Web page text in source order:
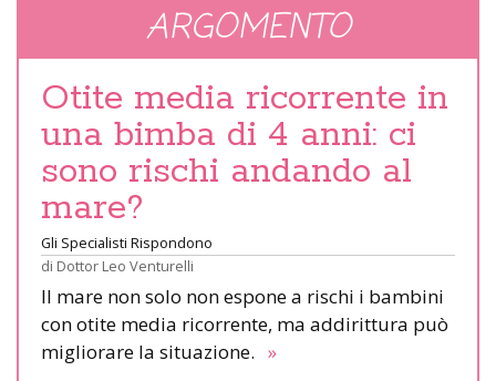
ARGOMENTO
Otite media ricorrente in
una bimba di 4 anni: ci
sono rischi andando al
mare?
Gli Specialisti Rispondono
di Dottor Leo Venturelli
Il mare non solo non espone a rischi i bambini
con otite media ricorrente, ma addirittura può
migliorare la situazione. »